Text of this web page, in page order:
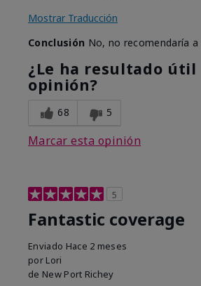
Mostrar Traducción
Conclusión No, no recomendaría
¿Le ha resultado útil
opinión?
68 5
Marcar esta opinión
5
Fantastic coverage
Enviado Hace 2 meses
por Lori
de New Port Richey